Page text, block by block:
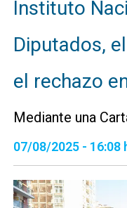
Instituto
Diputados,
el rechazo
Mediante una
07/08/2025 - 16:08